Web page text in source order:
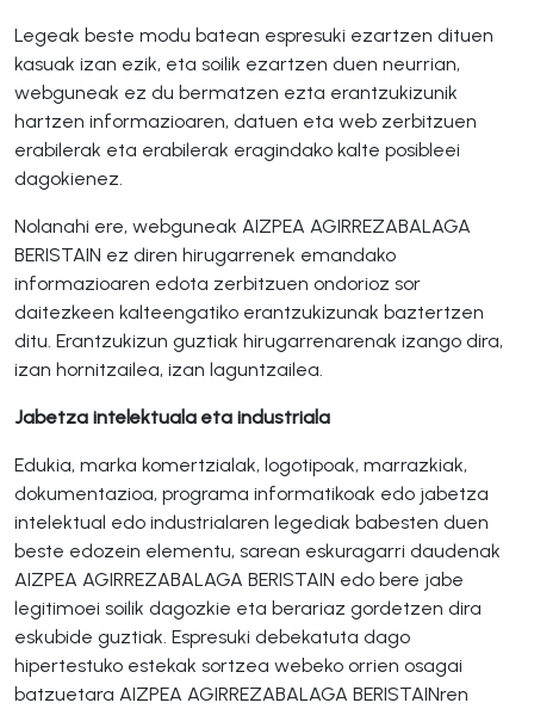
Legeak beste modu batean espresuki ezartzen dituen
kasuak izan ezik, eta soilik ezartzen duen neurrian,
webguneak ez du bermatzen ezta erantzukizunik
hartzen informazioaren, datuen eta web zerbitzuen
erabilerak eta erabilerak eragindako kalte posibleei
dagokienez.
Nolanahi ere, webguneak AIZPEA AGIRREZABALAGA
BERISTAIN ez diren hirugarrenek emandako
informazioaren edota zerbitzuen ondorioz sor
daitezkeen kalteengatiko erantzukizunak baztertzen
ditu. Erantzukizun guztiak hirugarrenarenak izango dira,
izan hornitzailea, izan laguntzailea.
Jabetza intelektuala eta industriala
Edukia, marka komertzialak, logotipoak, marrazkiak,
dokumentazioa, programa informatikoak edo jabetza
intelektual edo industrialaren legediak babesten duen
beste edozein elementu, sarean eskuragarri daudenak
AIZPEA AGIRREZABALAGA BERISTAIN edo bere jabe
legitimoei soilik dagozkie eta berariaz gordetzen dira
eskubide guztiak. Espresuki debekatuta dago
hipertestuko estekak sortzea webeko orrien osagai
batzuetara AIZPEA AGIRREZABALAGA BERISTAINren